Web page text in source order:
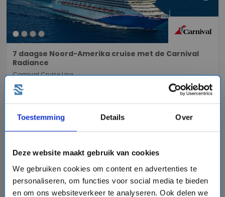
Toestemming Details Over
Deze website maakt gebruik van cookies
We gebruiken cookies om content en advertenties te
personaliseren, om functies voor social media te bieden
en om ons websiteverkeer te analyseren. Ook delen we
7 daagse Noord-Amerika cruise met de Carnival
Radiance
Carnival Cruise Line
eventvan: 22-11-2026 - Tot: 28-11-2026
schedule7 dagen placeNoord-Amerika
Vaarroute:Los Angeles, Dag op Zee, Cabo San Lucas,
Cabo San Lucas, Dag op Zee, Ensenada, Los Angeles
v.a. €1590,- p.p.
directions_boat+ + hotel+directions_bus